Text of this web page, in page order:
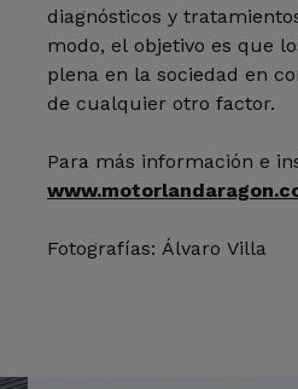
diagnósticos y
modo, el objetivo es que
plena en la sociedad en
de cualquier otro factor.
Para más información e
Fotografías: Álvaro Villa